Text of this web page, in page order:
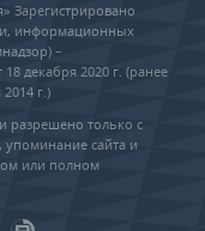
Зарегистрировано
информационных
–
декабря 2020 г. (ранее
г.)
разрешено только с
упоминание сайта и
или полном